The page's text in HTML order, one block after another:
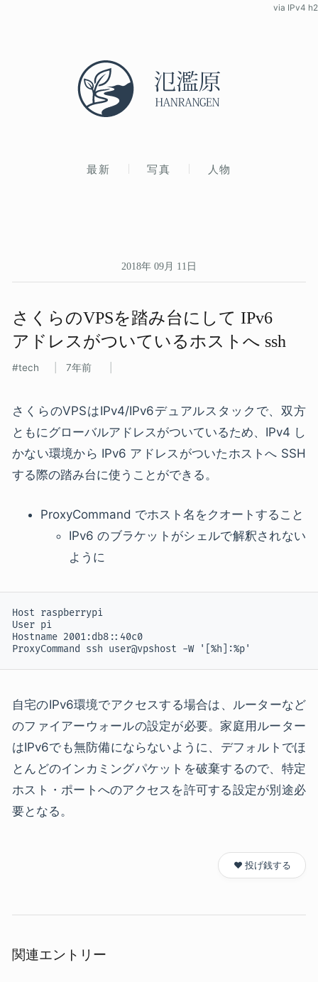
最新 写真 人物
via IPv4 h2
2018年 09月 11日
さくらの​VPSを​踏み台に​して​ IPv6
アドレスが​ついている​ホストへ​ ssh
tech 7年前
さくらのVPSはIPv4/IPv6デュアルスタックで、双方
ともにグローバルアドレスがついているため、IPv4 し
かない環境から IPv6 アドレスがついたホストへ SSH
する際の踏み台に使うことができる。
ProxyCommand でホスト名をクオートすること
IPv6 のブラケットがシェルで解釈されない
ように
Host raspberrypi
User pi
Hostname 2001:db8::40c0
ProxyCommand ssh user@vpshost -W '[%h]:%p'
自宅のIPv6環境でアクセスする場合は、ルーターなど
のファイアーウォールの設定が必要。家庭用ルーター
はIPv6でも無防備にならないように、デフォルトでほ
とんどのインカミングパケットを破棄するので、特定
ホスト・ポートへのアクセスを許可する設定が別途必
要となる。
❤️ 投げ銭する
関連エントリー